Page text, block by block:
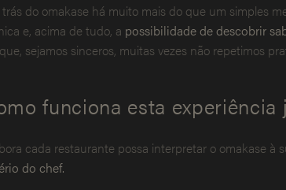
do omakase há muito mais do que um simples
e, acima de tudo, a possibilidade de descobrir
sejamos sinceros, muitas vezes não repetimos
funciona esta experiência
cada restaurante possa interpretar o omakase à
do chef.